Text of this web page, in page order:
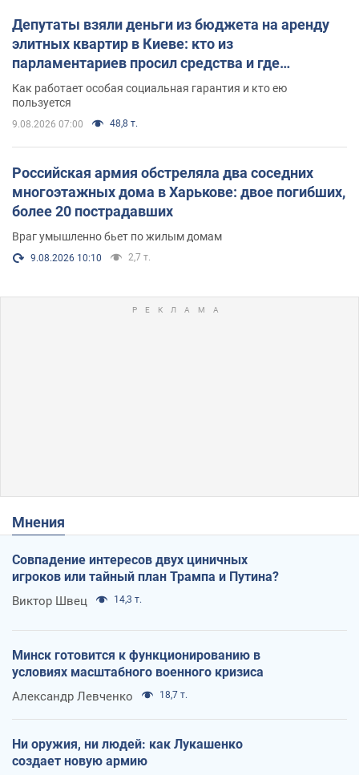
Депутаты взяли деньги из бюджета на аренду
элитных квартир в Киеве: кто из
парламентариев просил средства и где
поселился
Как работает особая социальная гарантия и кто ею
пользуется
9.08.2026 07:00 48,8 т.
Российская армия обстреляла два соседних
многоэтажных дома в Харькове: двое погибших,
более 20 пострадавших
Враг умышленно бьет по жилым домам
9.08.2026 10:10 2,7 т.
Мнения
Совпадение интересов двух циничных
игроков или тайный план Трампа и Путина?
Виктор Швец 14,3 т.
Минск готовится к функционированию в
условиях масштабного военного кризиса
Александр Левченко 18,7 т.
Ни оружия, ни людей: как Лукашенко
создает новую армию